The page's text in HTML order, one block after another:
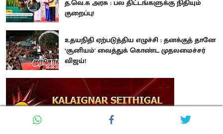
த.வெ.க அரசு : பல திட்டங்களுக்கு நிதியும்
குறைப்பு!
உதயநிதி ஏற்படுத்திய எழுச்சி : தனக்குத் தானே
‘சூனியம்' வைத்துக் கொண்ட முதலமைச்சர்
விஜய்!